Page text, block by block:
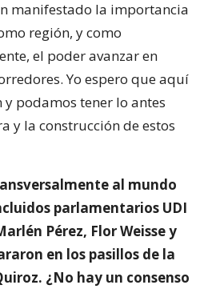
manifestado la importancia
región, y como
el poder avanzar en
Yo espero que aquí
podamos tener lo antes
y la construcción de estos
al mundo
parlamentarios UDI
Pérez, Flor Weisse y
en los pasillos de la
¿No hay un consenso